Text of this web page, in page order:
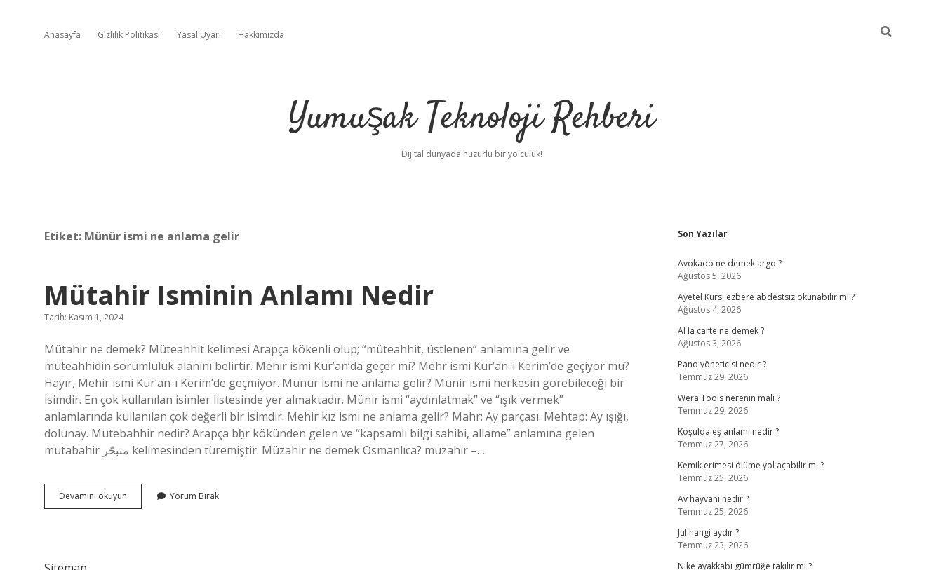
Anasayfa Gizlilik Politikası Yasal Uyarı Hakkımızda
Yumuşak Teknoloji Rehberi
Dijital dünyada huzurlu bir yolculuk!
Etiket: Münür ismi ne anlama gelir
Mütahir Isminin Anlamı Nedir
Tarih: Kasım 1, 2024
Mütahir ne demek? Müteahhit kelimesi Arapça kökenli olup; “müteahhit, üstlenen” anlamına gelir ve
müteahhidin sorumluluk alanını belirtir. Mehir ismi Kur’an’da geçer mi? Mehr ismi Kur’an-ı Kerim’de geçiyor mu?
Hayır, Mehir ismi Kur’an-ı Kerim’de geçmiyor. Münür ismi ne anlama gelir? Münir ismi herkesin görebileceği bir
isimdir. En çok kullanılan isimler listesinde yer almaktadır. Münir ismi “aydınlatmak” ve “ışık vermek”
anlamlarında kullanılan çok değerli bir isimdir. Mehir kız ismi ne anlama gelir? Mahr: Ay parçası. Mehtap: Ay ışığı,
dolunay. Mutebahhir nedir? Arapça bḥr kökünden gelen ve “kapsamlı bilgi sahibi, allame” anlamına gelen
mutabahir متبحّر kelimesinden türemiştir. Müzahir ne demek Osmanlıca? muzahir –…
Devamını okuyun
Isminin
Yorum Bırak
Sidebar
Son Yazılar
Avokado ne demek argo ?
Ağustos 5, 2026
Ayetel Kürsi ezbere abdestsiz okunabilir mi ?
Ağustos 4, 2026
Al la carte ne demek ?
Ağustos 3, 2026
Pano yöneticisi nedir ?
Temmuz 29, 2026
Wera Tools nerenin malı ?
Temmuz 29, 2026
Koşulda eş anlamı nedir ?
Temmuz 27, 2026
Kemik erimesi ölüme yol açabilir mi ?
Temmuz 25, 2026
Av hayvanı nedir ?
Temmuz 25, 2026
Jul hangi aydır ?
Temmuz 23, 2026
Nike ayakkabı gümrüğe takılır mı ?